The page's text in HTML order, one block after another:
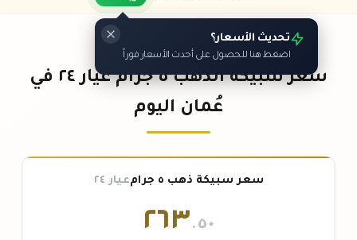
تحديث الأسعار؟
اضغط هنا للحصول على أحدث الأسعار فوراً
سعر سبيكة الذهب ٥ جرام عيار ٢٤ في
عُمان اليوم
سعر سبيكة ذهب ٥ جرام عيار ٢٤
٢٦٣.٥٠